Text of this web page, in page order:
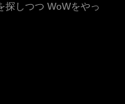
探しつつ WoWをやっ